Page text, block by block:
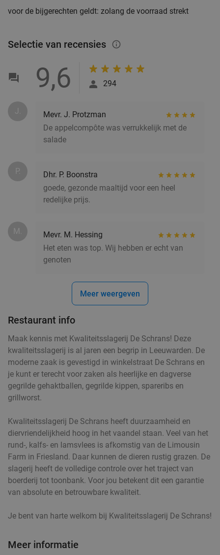
voor de bijgerechten geldt: zolang de voorraad strekt
Selectie van recensies info_outlined
9,6 294
J.
Mevr. J. Protzman
De appelcompôte was verrukkelijk met de
salade
P.
Dhr. P. Boonstra
goede, gezonde maaltijd voor een heel
redelijke prijs.
M.
Mevr. M. Hessing
Het eten was top. Wij hebben er echt van
genoten
Meer weergeven
Restaurant info
Maak kennis met Kwaliteitsslagerij De Schrans! Deze
kwaliteitsslagerij is al jaren een begrip in Leeuwarden. De
moderne zaak is gevestigd in winkelstraat De Schrans en
je kunt er terecht voor zaken als heerlijke en dagverse
gegrilde gehaktballen, gegrilde kippen, spareribs en
grillworst.
Kwaliteitsslagerij De Schrans heeft duurzaamheid en
diervriendelijkheid hoog in het vaandel staan. Veel van het
rund-, kalfs- en lamsvlees is afkomstig van de Limousin
Farm in Friesland. Daar kunnen de dieren rustig grazen. De
slagerij heeft de volledige controle over het traject van
boerderij tot toonbank. Voor jou betekent dit een garantie
van absolute en betrouwbare kwaliteit.
Je bent van harte welkom bij Kwaliteitsslagerij De Schrans!
Meer informatie